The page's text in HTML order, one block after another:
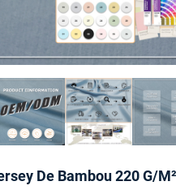
De Bambou 220 G/